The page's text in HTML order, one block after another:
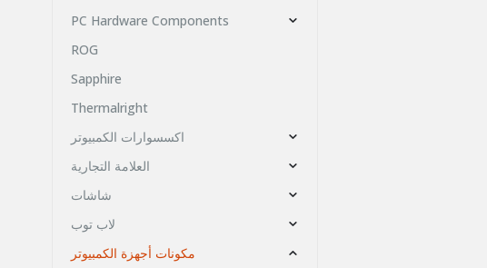
PC Hardware Components
ROG
Sapphire
Thermalright
اكسسوارات الكمبيوتر
العلامة التجارية
شاشات
لاب توب
مكونات أجهزة الكمبيوتر